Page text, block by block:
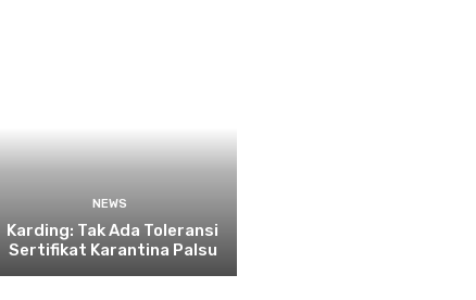
NEWS
Karding: Tak Ada Toleransi
Sertifikat Karantina Palsu